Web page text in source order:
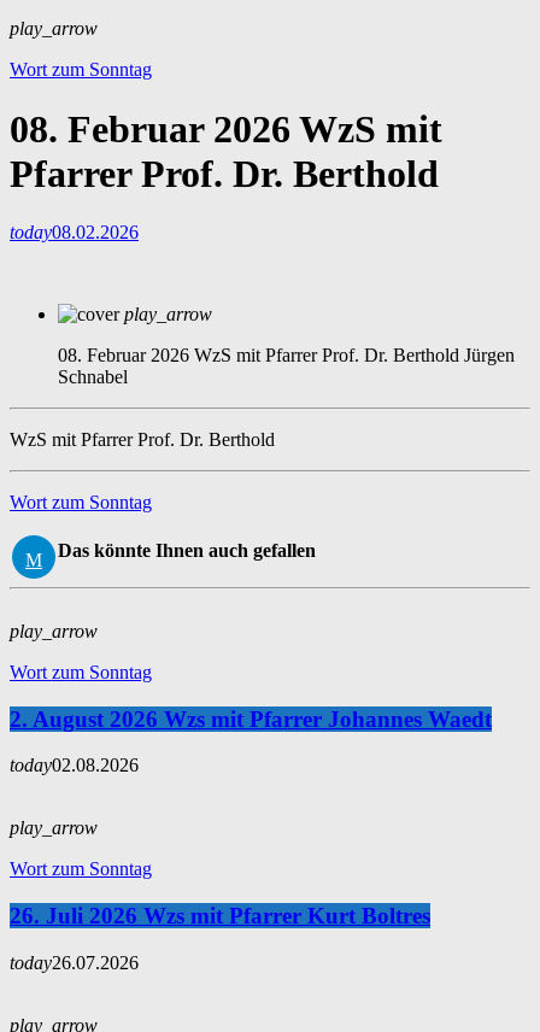
play_arrow
Wort zum Sonntag
08. Februar 2026 WzS mit
Pfarrer Prof. Dr. Berthold
today08.02.2026
play_arrow
08. Februar 2026 WzS mit Pfarrer Prof. Dr. Berthold Jürgen
Schnabel
WzS mit Pfarrer Prof. Dr. Berthold
Wort zum Sonntag
Das könnte Ihnen auch gefallen
play_arrow
Wort zum Sonntag
2. August 2026 Wzs mit Pfarrer Johannes Waedt
today02.08.2026
play_arrow
Wort zum Sonntag
26. Juli 2026 Wzs mit Pfarrer Kurt Boltres
today26.07.2026
play_arrow